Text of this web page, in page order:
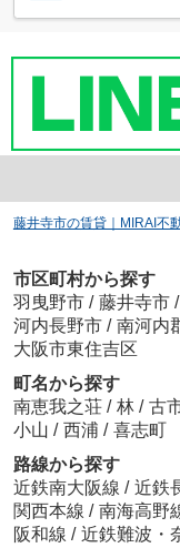
藤井寺市の賃貸｜MIRAI不
市区町村から探す
羽曳野市 / 藤井寺市 /
河内長野市 / 南河内
大阪市東住吉区
町名から探す
南恵我之荘 / 林 / 古
小山 / 西浦 / 喜志町
路線から探す
近鉄南大阪線 / 近鉄
関西本線 / 南海高野
阪和線 / 近鉄難波・